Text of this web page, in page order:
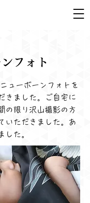
フォト
ューボーンフォトを
きました。ご自宅に
の限り沢山撮影の方
いただきました。あ
した。